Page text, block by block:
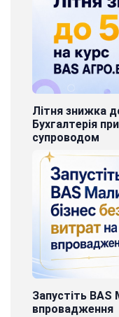
Літня знижка
Бухгалтерія
супроводом
Запустіть BAS
впровадження